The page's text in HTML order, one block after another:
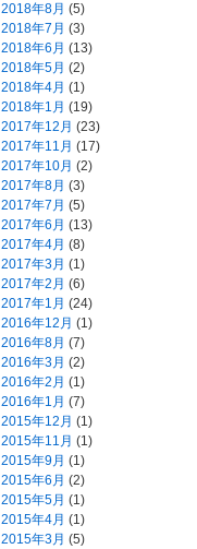
2018年8月 (5)
2018年7月 (3)
2018年6月 (13)
2018年5月 (2)
2018年4月 (1)
2018年1月 (19)
2017年12月 (23)
2017年11月 (17)
2017年10月 (2)
2017年8月 (3)
2017年7月 (5)
2017年6月 (13)
2017年4月 (8)
2017年3月 (1)
2017年2月 (6)
2017年1月 (24)
2016年12月 (1)
2016年8月 (7)
2016年3月 (2)
2016年2月 (1)
2016年1月 (7)
2015年12月 (1)
2015年11月 (1)
2015年9月 (1)
2015年6月 (2)
2015年5月 (1)
2015年4月 (1)
2015年3月 (5)